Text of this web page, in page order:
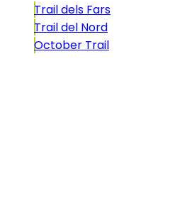
Trail dels Fars
Trail del Nord
October Trail